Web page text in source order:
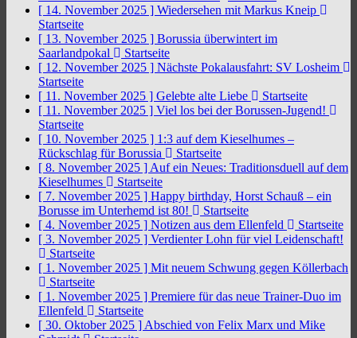
[ 14. November 2025 ] Wiedersehen mit Markus Kneip
Startseite
[ 13. November 2025 ] Borussia überwintert im
Saarlandpokal
Startseite
[ 12. November 2025 ] Nächste Pokalausfahrt: SV Losheim
Startseite
[ 11. November 2025 ] Gelebte alte Liebe
Startseite
[ 11. November 2025 ] Viel los bei der Borussen-Jugend!
Startseite
[ 10. November 2025 ] 1:3 auf dem Kieselhumes –
Rückschlag für Borussia
Startseite
[ 8. November 2025 ] Auf ein Neues: Traditionsduell auf dem
Kieselhumes
Startseite
[ 7. November 2025 ] Happy birthday, Horst Schauß – ein
Borusse im Unterhemd ist 80!
Startseite
[ 4. November 2025 ] Notizen aus dem Ellenfeld
Startseite
[ 3. November 2025 ] Verdienter Lohn für viel Leidenschaft!
Startseite
[ 1. November 2025 ] Mit neuem Schwung gegen Köllerbach
Startseite
[ 1. November 2025 ] Premiere für das neue Trainer-Duo im
Ellenfeld
Startseite
[ 30. Oktober 2025 ] Abschied von Felix Marx und Mike